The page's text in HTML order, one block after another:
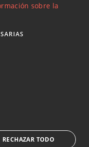
, actualidad y
obtenidos mediante
SPANISH
sobre la
RECHAZAR TODO